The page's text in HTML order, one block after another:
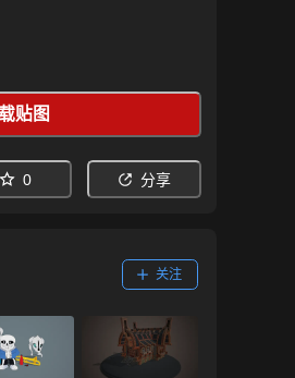
载贴图
0 分享
关注